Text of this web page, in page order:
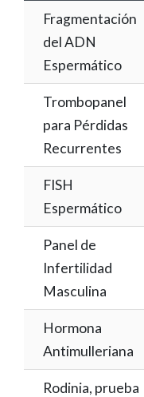
Fragmentación
del ADN
Espermático
Trombopanel
para Pérdidas
Recurrentes
FISH
Espermático
Panel de
Infertilidad
Masculina
Hormona
Antimulleriana
Rodinia, prueba